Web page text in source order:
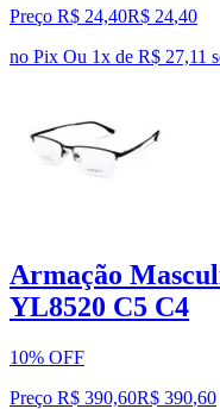
Preço R$ 24,40R$ 24,40
no Pix Ou 1x de R$ 27,11
Armação
YL8520 C5 C4
10% OFF
Preço R$ 390,60R$ 390,60